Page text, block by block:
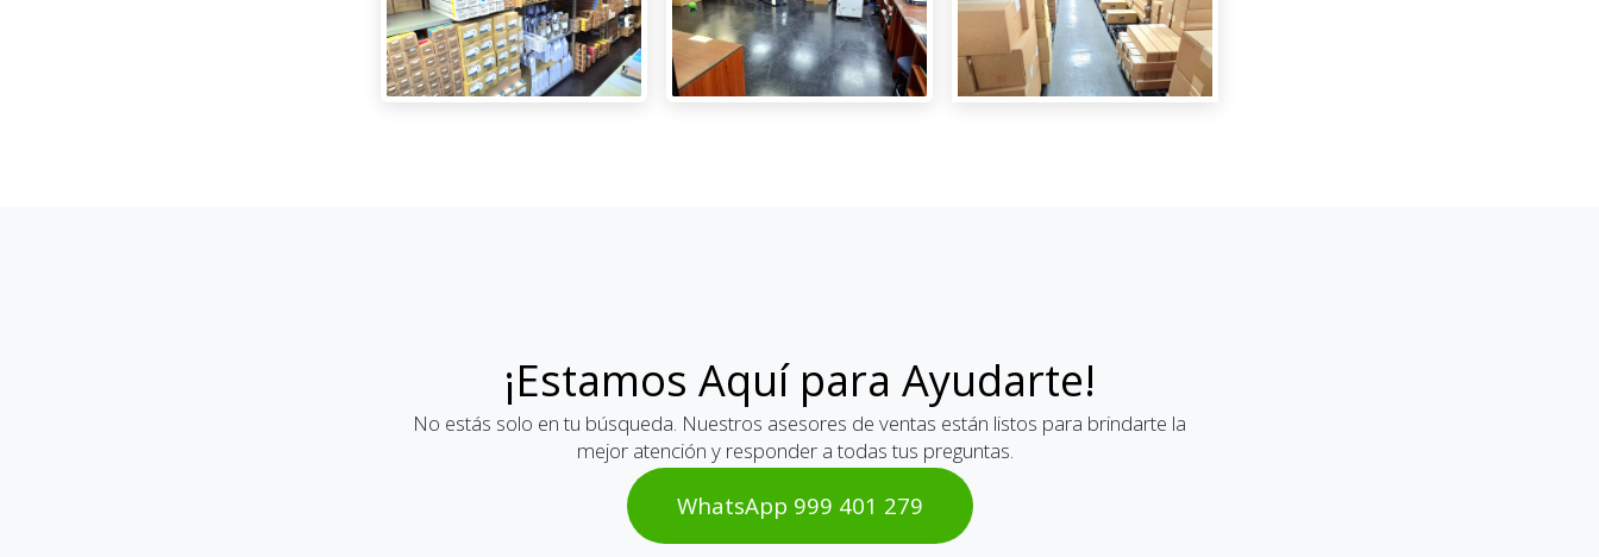
¡Estamos Aquí para Ayudarte!
No estás solo en tu búsqueda. Nuestros asesores de ventas están listos para brindarte la
mejor atención y responder a todas tus preguntas.
WhatsAp​​​​p 999 401 2​​79